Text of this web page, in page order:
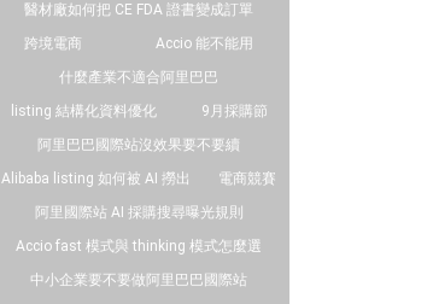
醫材廠如何把 CE FDA 證書變成訂單
跨境電商
Accio 能不能用
什麼產業不適合阿里巴巴
listing 結構化資料優化
9月採購節
阿里巴巴國際站沒效果要不要續
Alibaba listing 如何被 AI 撈出
電商競賽
阿里國際站 AI 採購搜尋曝光規則
Accio fast 模式與 thinking 模式怎麼選
中小企業要不要做阿里巴巴國際站